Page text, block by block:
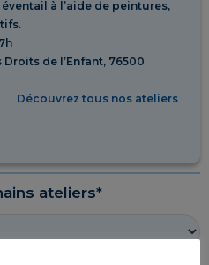
à l’aide de peintures,
Droits de l’Enfant, 76500
Découvrez tous nos ateliers
ateliers*